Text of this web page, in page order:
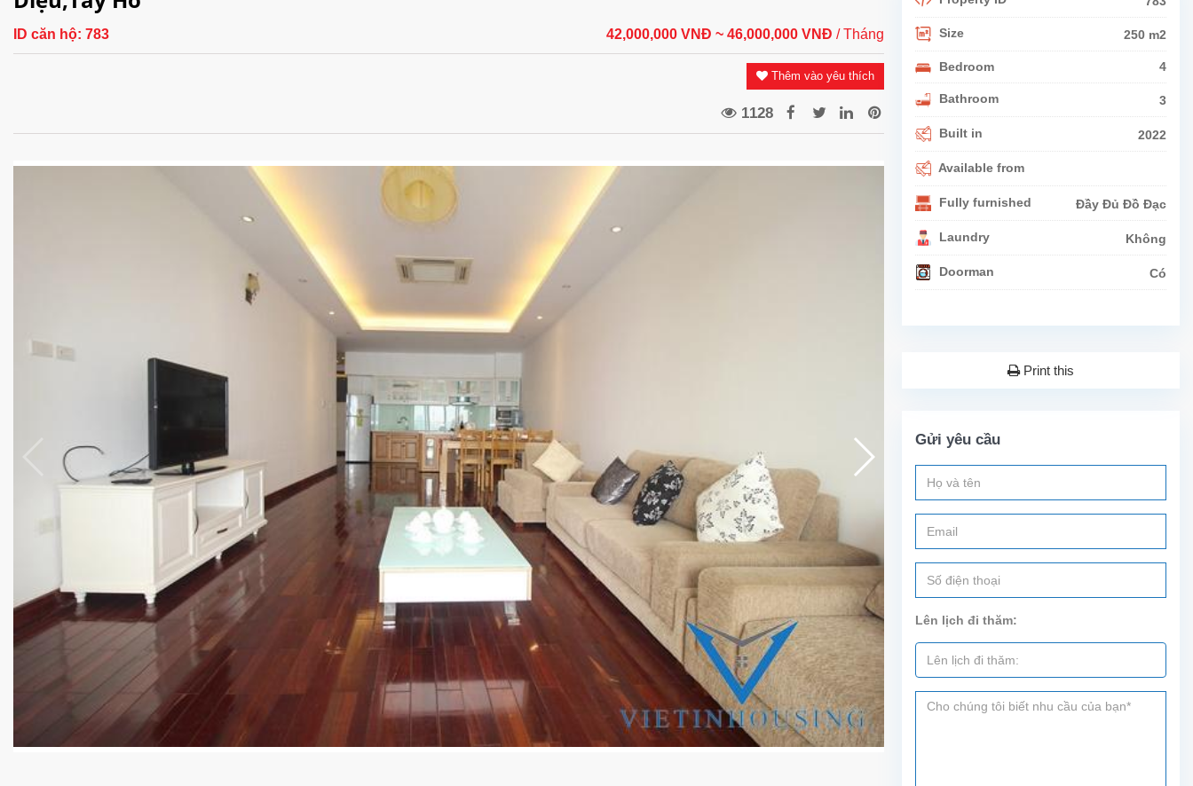
ID căn hộ: 783 42,000,000 VNĐ ~ 46,000,000 VNĐ / Tháng
Thêm vào yêu thích
1128
Size 250 m2
Bedroom 4
Bathroom 3
Built in 2022
Available from
Fully furnished Đầy Đủ Đồ Đạc
Laundry Không
Doorman Có
Print this
Gửi yêu cầu
Lên lịch đi thăm: